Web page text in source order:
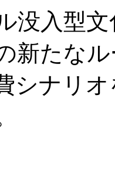
没入型
新たな
シナリ